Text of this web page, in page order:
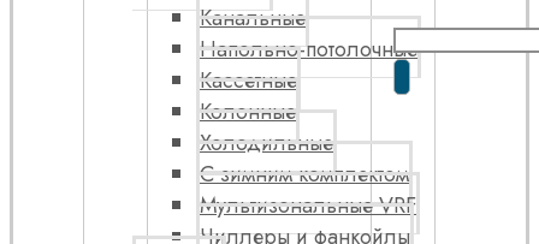
Канальные
Напольно-потолочные
Кассетные
Колонные
Холодильные
С зимним комплектом
Мультизональные VRF
Чиллеры и фанкойлы